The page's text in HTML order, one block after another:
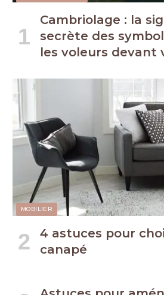
Cambriolage : la
secrète des
les voleurs devant
MOBILIER
4 astuces pour
canapé